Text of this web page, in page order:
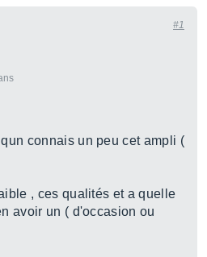
#1
connais un peu cet ampli (
, ces qualités et a quelle
avoir un ( d'occasion ou